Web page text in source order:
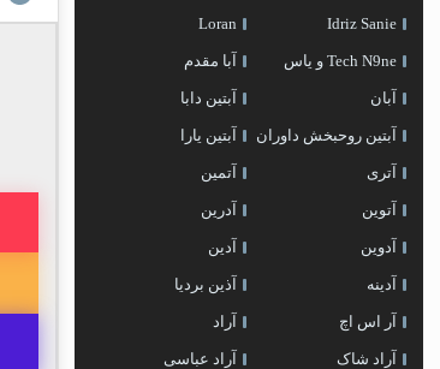
Idriz Sanie
Loran
Tech N9ne و یاس آبا مقدم
آبان آبتین دابا
آبتین روحبخش داوران آبتین یارا
آتری آتمین
آتوین آدرین
آدوین آدین
آدینه آذین بردیا
آر اس اچ آراد
آراد شاک آراد عباسی